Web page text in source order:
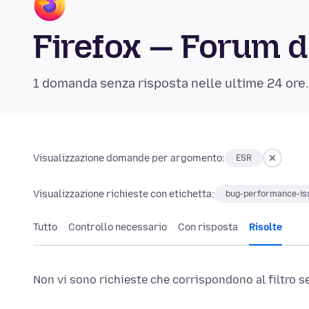
Firefox — Forum
1 domanda senza risposta nelle ultime 24
Visualizzazione domande per argomento: ESR
Visualizzazione richieste con etichetta: bug-performance-
Tutto Controllo necessario Con risposta Risolte
Non vi sono richieste che corrispondono al filtro